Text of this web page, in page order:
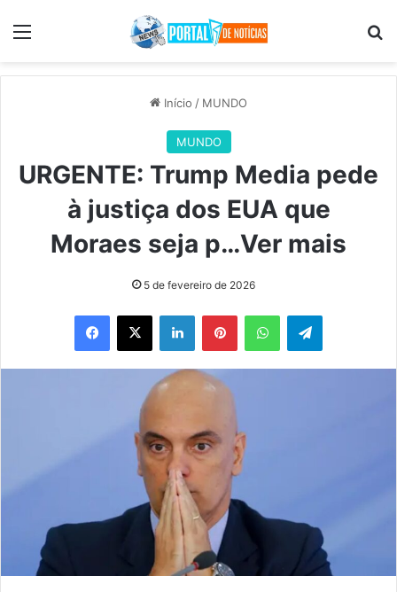
Menu
Início / MUNDO
MUNDO
URGENTE: Trump Media pede
à justiça dos EUA que
Moraes seja p…Ver mais
5 de fevereiro de 2026
Facebook
X LinkedinPinterestWhatsAppTelegram